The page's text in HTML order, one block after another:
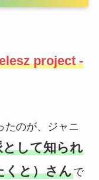
project -
たのが、ジャニ
として知られ
と）さんで